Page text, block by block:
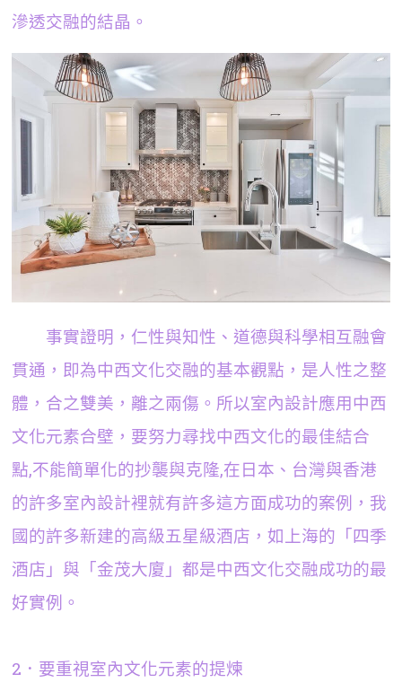
滲透交融的結晶。
事實證明，仁性與知性、道德與科學相互融會
貫通，即為中西文化交融的基本觀點，是人性之整
體，合之雙美，離之兩傷。所以室內設計應用中西
文化元素合壁，要努力尋找中西文化的最佳結合
點,不能簡單化的抄襲與克隆,在日本、台灣與香港
的許多室內設計裡就有許多這方面成功的案例，我
國的許多新建的高級五星級酒店，如上海的「四季
酒店」與「金茂大廈」都是中西文化交融成功的最
好實例。
2．要重視室內文化元素的提煉